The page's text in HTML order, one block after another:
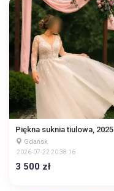
Piękna suknia tiulowa, 2025
Gdańsk
2026-07-22 20:38:16
3 500 zł